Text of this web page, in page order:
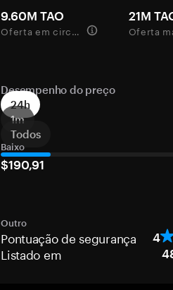
9.60M TAO
Oferta em circulação
21M
Oferta
Desempenho do preço
24h
1m
Todos
Baixo
$190,91
Outro
Pontuação de segurança 4
Listado em